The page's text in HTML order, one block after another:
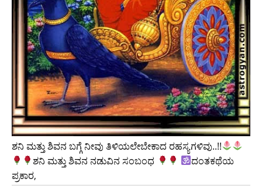
ಶನಿ ಮತ್ತು ಶಿವನ ಬಗ್ಗೆ ನೀವು ತಿಳಿಯಲೇಬೇಕಾದ ರಹಸ್ಯಗಳಿವು..!!
ಶನಿ ಮತ್ತು ಶಿವನ ನಡುವಿನ ಸಂಬಂಧ
ದಂತಕಥೆಯ
ಪ್ರಕಾರ,